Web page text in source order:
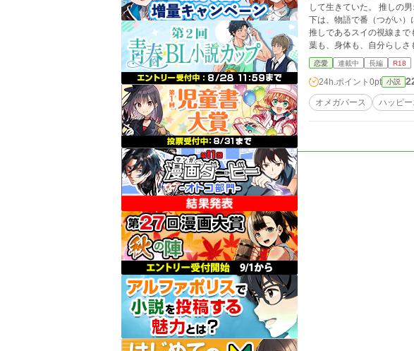
して生きていた。 推しの男オメガが幸せになる物語を、モブとして見届けるために。 ――そのはずだった。 最恐アルファ・アオイ殿
下は、物語で番（つがい）
推しであるスイの視線までもが、次第に歪んでいく。 逃げ場のな
葉も、身体も、自分らしさも
ベータの少女が壊れる前に
恋愛 連載中 長編 R18
24h.ポイント 0pt 小説
オメガバース ハッピ